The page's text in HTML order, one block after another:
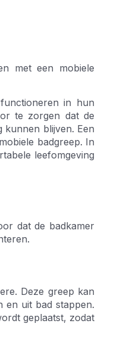
met een mobiele
in hun
te zorgen dat de
kunnen blijven. Een
badgreep. In
leefomgeving
dat de badkamer
Deze greep kan
en uit bad stappen.
geplaatst, zodat